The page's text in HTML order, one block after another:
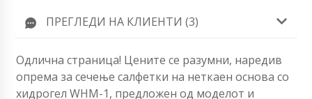
ПРЕГЛЕДИ НА КЛИЕНТИ (3)
Одлична страница! Цените се разумни, наредив
опрема за сечење салфетки на неткаен основа со
хидрогел WHM-1, предложен од моделот и